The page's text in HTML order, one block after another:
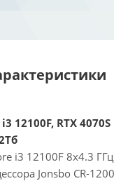
12100F, RTX 4070S
i3 12100F 8x4.3
Jonsbo CR-